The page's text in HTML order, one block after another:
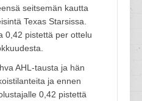
seitsemän kautta
Texas Starsissa.
0,42 pistettä per ottelu
AHL-tausta ja hän
ja ennen
0,42 pistettä